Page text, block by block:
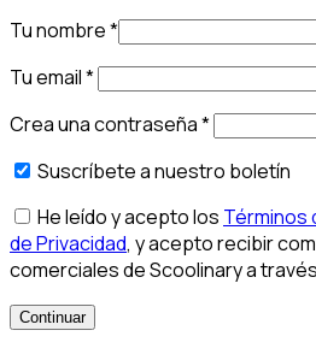
Tu nombre*
Tu email*
Crea una contraseña*
Suscríbete a nuestro boletín
He leído y acepto los Términos
de Privacidad, y acepto recibir
comerciales de Scoolinary a
Continuar